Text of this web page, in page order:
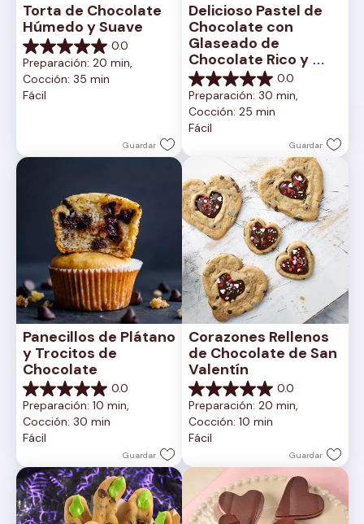
Torta de Chocolate
Húmedo y Suave
0.0
0.0
de
5
estrellas.
Preparación: 20 min,
Cocción: 35 min
Fácil
Guardar
Delicioso Pastel de
Chocolate con
Glaseado de
Chocolate Rico y
Cremoso
0.0
0.0
de
5
estrellas.
Preparación: 30 min,
Cocción: 25 min
Fácil
Guardar
Panecillos de Plátano
y Trocitos de
Chocolate
0.0
0.0
de
5
estrellas.
Preparación: 10 min,
Cocción: 30 min
Fácil
Guardar
Corazones Rellenos
de Chocolate de San
Valentín
0.0
0.0
de
5
estrellas.
Preparación: 20 min,
Cocción: 10 min
Fácil
Guardar